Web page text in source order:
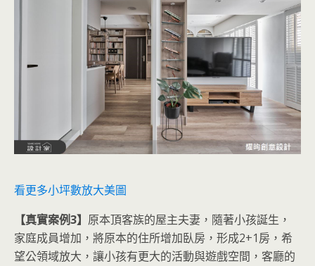
看更多小坪數放大美圖
【真實案例3】 原本頂客族的屋主夫妻，隨著小孩誕生，
家庭成員增加，將原本的住所增加臥房，形成2+1房，希
望公領域放大，讓小孩有更大的活動與遊戲空間，客廳的